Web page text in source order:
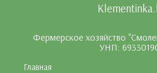
Фермерское хозяйство
УНП:
Главная